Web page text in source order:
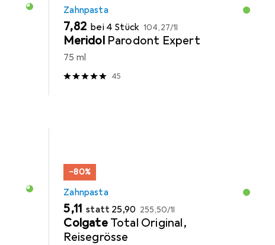
Zahnpasta
EUR
7,82 bei 4 Stück EUR
104,27/1l
Meridol Parodont Expert
75 ml
45
−80%
Zahnpasta
EUR
5,11 statt EUR
25,90 EUR
255,50/1l
Colgate Total Original,
Reisegrösse